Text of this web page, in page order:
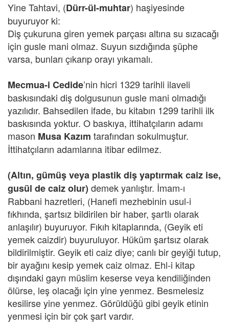
Yine Tahtavi, (Dürr-ül-muhtar) haşiyesinde
buyuruyor ki:
Diş çukuruna giren yemek parçası altına su sızacağı
için gusle mani olmaz. Suyun sızdığında şüphe
varsa, bunları çıkarıp orayı yıkamalı.
Mecmua-i Cedide’nin hicri 1329 tarihli ilaveli
baskısındaki diş dolgusunun gusle mani olmadığı
yazılıdır. Bahsedilen ifade, bu kitabın 1299 tarihli ilk
baskısında yoktur. O baskıya, ittihatçıların adamı
mason Musa Kazım tarafından sokulmuştur.
İttihatçıların adamlarına itibar edilmez.
(Altın, gümüş veya plastik diş yaptırmak caiz ise,
gusül de caiz olur) demek yanlıştır. İmam-ı
Rabbani hazretleri, (Hanefi mezhebinin usul-i
fıkhında, şartsız bildirilen bir haber, şartlı olarak
anlaşılır) buyuruyor. Fıkıh kitaplarında, (Geyik eti
yemek caizdir) buyuruluyor. Hüküm şartsız olarak
bildirilmiştir. Geyik eti caiz diye; canlı bir geyiği tutup,
bir ayağını kesip yemek caiz olmaz. Ehl-i kitap
dışındaki gayrı müslim keserse veya kendiliğinden
ölürse, leş olacağı için yine yenmez. Besmelesiz
kesilirse yine yenmez. Görüldüğü gibi geyik etinin
yenmesi için bir çok şart vardır.